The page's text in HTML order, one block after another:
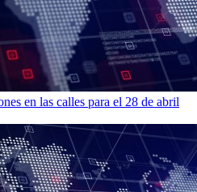
en las calles para el 28 de abril